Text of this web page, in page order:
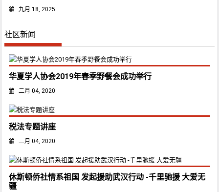
九月 18, 2025
社区新闻
华夏学人协会2019年春季野餐会成功举行
二月 04, 2020
税法专题讲座
二月 04, 2020
休斯顿侨社情系祖国 发起援助武汉行动 -千里驰援 大爱无
疆